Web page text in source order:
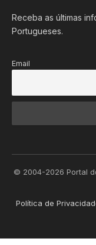
Receba as últimas
Portugueses.
Email
© 2004-2026 Portal
Política de